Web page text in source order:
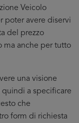
Veicolo
poter avere diservi
del prezzo
ma anche per tutto
una visione
a specificare
che
form di richiesta